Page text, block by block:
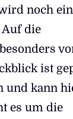
noch
Auf die
ist
und kann
es um die